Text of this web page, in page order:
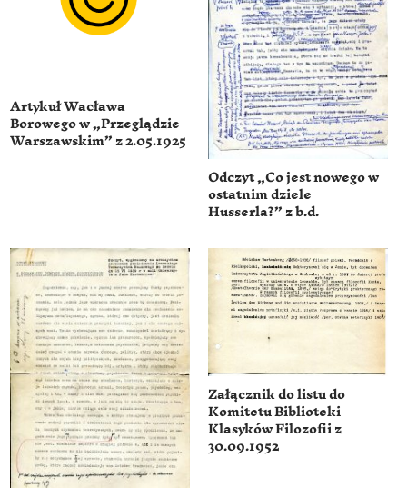
Artykuł Wacława
Borowego w „Przeglądzie
Warszawskim” z 2.05.1925
Odczyt „Co jest nowego w
ostatnim dziele
Husserla?” z b.d.
Załącznik do listu do
Komitetu Biblioteki
Klasyków Filozofii z
30.09.1952